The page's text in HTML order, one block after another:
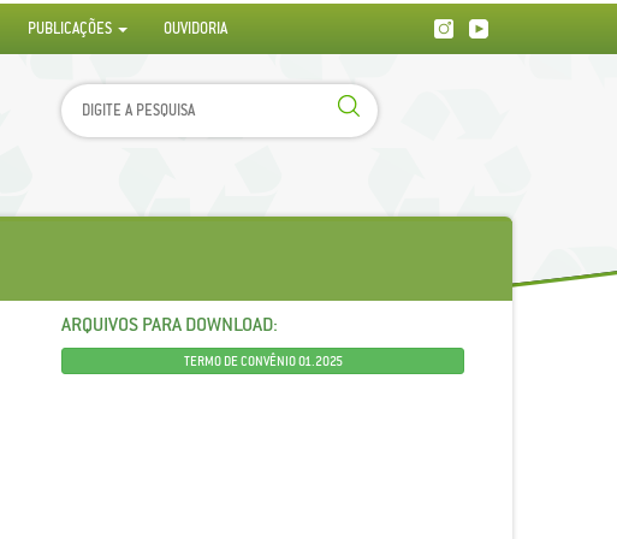
PUBLICAÇÕES OUVIDORIA
ARQUIVOS PARA DOWNLOAD:
TERMO DE CONVÊNIO 01.2025